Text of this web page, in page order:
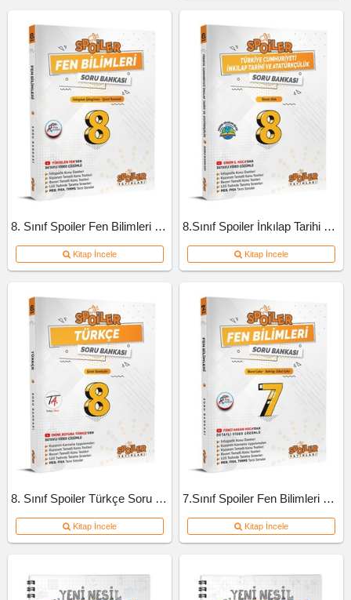
8. Sınıf Spoiler Fen Bilimleri Soru Bankası
Kitap İncele
8.Sınıf Spoiler İnkılap Tarihi Soru Bankası
Kitap İncele
8. Sınıf Spoiler Türkçe Soru Bankası
Kitap İncele
7.Sınıf Spoiler Fen Bilimleri Soru Bankası
Kitap İncele